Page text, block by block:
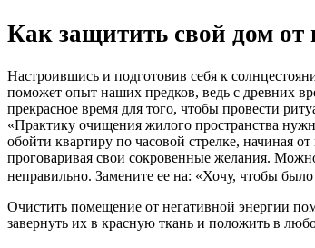
Как защитить свой дом от
Настроившись и подготовив себя к
поможет опыт наших предков, ведь с древних
прекрасное время для того, чтобы провести
«Практику очищения жилого пространства
обойти квартиру по часовой стрелке, начиная
проговаривая свои сокровенные желания.
неправильно. Замените ее на: «Хочу, чтобы
Очистить помещение от негативной энергии
завернуть их в красную ткань и положить в